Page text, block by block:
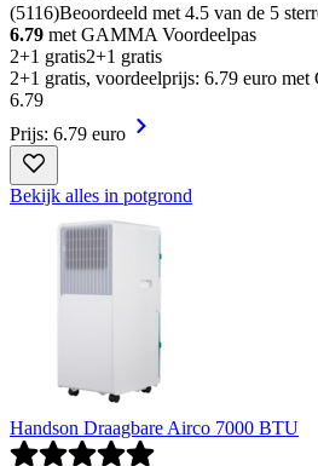
(5116)Beoordeeld met 4.5 van de 5
6.79 met GAMMA Voordeelpas
2+1 gratis2+1 gratis
2+1 gratis, voordeelprijs: 6.79 euro
6.79
Prijs: 6.79 euro
Bekijk alles in potgrond
Handson Draagbare Airco 7000 BTU